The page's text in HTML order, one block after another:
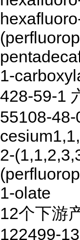
1-
428-59-1
55108-48-
2-
1-olate
12个下游
122499-